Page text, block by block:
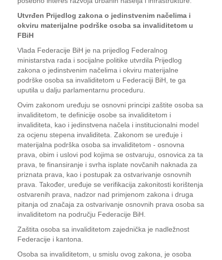
Utvrđen Prijedlog zakona o jedinstvenim načelima i
okviru materijalne podrške osoba sa invaliditetom u
FBiH
Vlada Federacije BiH je na prijedlog Federalnog
ministarstva rada i socijalne politike utvrdila Prijedlog
zakona o jedinstvenim načelima i okviru materijalne
podrške osoba sa invaliditetom u Federaciji BiH, te ga
uputila u dalju parlamentarnu proceduru.
Ovim zakonom uređuju se osnovni principi zaštite osoba sa
invaliditetom, te definicije osobe sa invaliditetom i
invaliditeta, kao i jedinstvena načela i institucionalni model
za ocjenu stepena invaliditeta. Zakonom se uređuje i
materijalna podrška osoba sa invaliditetom - osnovna
prava, obim i uslovi pod kojima se ostvaruju, osnovica za ta
prava, te finansiranje i svrha isplate novčanih naknada za
priznata prava, kao i postupak za ostvarivanje osnovnih
prava. Također, uređuje se verifikacija zakonitosti korištenja
ostvarenih prava, nadzor nad primjenom zakona i druga
pitanja od značaja za ostvarivanje osnovnih prava osoba sa
invaliditetom na području Federacije BiH.
Zaštita osoba sa invaliditetom zajednička je nadležnost
Federacije i kantona.
Osoba sa invaliditetom, u smislu ovog zakona, je osoba